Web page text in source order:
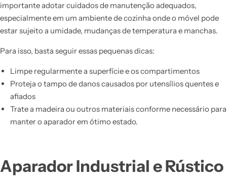
importante adotar cuidados de manutenção adequados,
especialmente em um ambiente de cozinha onde o móvel pode
estar sujeito a umidade, mudanças de temperatura e manchas.
Para isso, basta seguir essas pequenas dicas:
Limpe regularmente a superfície e os compartimentos
Proteja o tampo de danos causados por utensílios quentes e
afiados
Trate a madeira ou outros materiais conforme necessário para
manter o aparador em ótimo estado.
Aparador Industrial e Rústico